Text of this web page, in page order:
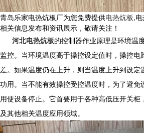
青岛乐家电热炕板厂为您免费提供电热炕板,
相关信息发布和资讯展示，敬请关注！
河北电热炕板的控制器作业原理是环境温
监控。当环境温度高于操控设定值时，操控电
差。如果温度仍在上升，则当温度上升到设定
功用。当不能有效操控受控温度时，为了避免
用使设备停止。它首要用于各种高低压开关
及其他相关温度应用领域。